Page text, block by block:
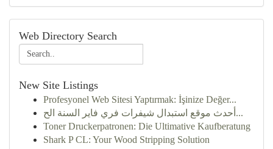
Web Directory Search
New Site Listings
Profesyonel Web Sitesi Yaptırmak: İşinize Değer...
أحدث موقع استبدال شيفرات فري فاير السنة الح...
Toner Druckerpatronen: Die Ultimative Kaufberatung
Shark P CL: Your Wood Stripping Solution